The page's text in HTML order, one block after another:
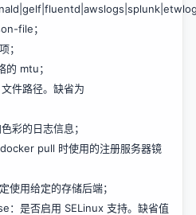
file；
项；
的 mtu；
件路径。缺省为
彩的日志信息；
pull 时使用的注册服务器镜
使用给定的存储后端；
是否启用 SELinux 支持。缺省值